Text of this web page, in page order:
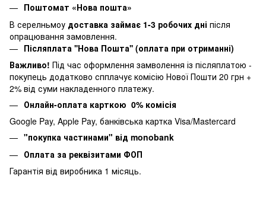
Поштомат «Нова пошта»
В серелньмоу доставка займає 1-3 робочих дні після
опрацювання замовлення.
Післяплата ''Нова Пошта'' (оплата при отриманні)
Важливо! Під час оформлення замволення із післяплатою -
покупець додатково спплачує комісію Нової Пошти 20 грн +
2% від суми накладенного платежу.
Онлайн-оплата карткою 0% комісія
Google Pay, Apple Pay, банківська картка Visa/Mastercard
"покупка частинами" від monobank
Оплата за реквізитами ФОП
Гарантія від виробника 1 місяць.